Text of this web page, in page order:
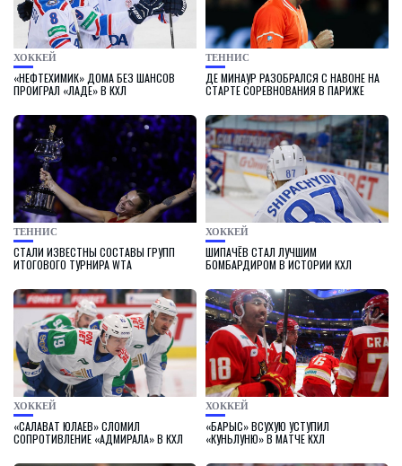
ХОККЕЙ
«НЕФТЕХИМИК» ДОМА БЕЗ ШАНСОВ
ПРОИГРАЛ «ЛАДЕ» В КХЛ
ТЕННИС
ДЕ МИНАУР РАЗОБРАЛСЯ С НАВОНЕ НА
СТАРТЕ СОРЕВНОВАНИЯ В ПАРИЖЕ
ТЕННИС
СТАЛИ ИЗВЕСТНЫ СОСТАВЫ ГРУПП
ИТОГОВОГО ТУРНИРА WTA
ХОККЕЙ
ШИПАЧЁВ СТАЛ ЛУЧШИМ
БОМБАРДИРОМ В ИСТОРИИ КХЛ
ХОККЕЙ
«САЛАВАТ ЮЛАЕВ» СЛОМИЛ
СОПРОТИВЛЕНИЕ «АДМИРАЛА» В КХЛ
ХОККЕЙ
«БАРЫС» ВСУХУЮ УСТУПИЛ
«КУНЬЛУНЮ» В МАТЧЕ КХЛ